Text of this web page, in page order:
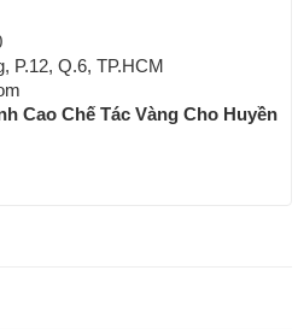
P.12, Q.6, TP.HCM
Cao Chế Tác Vàng Cho Huyền